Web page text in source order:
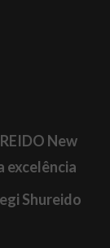
New
excelência
Shureido